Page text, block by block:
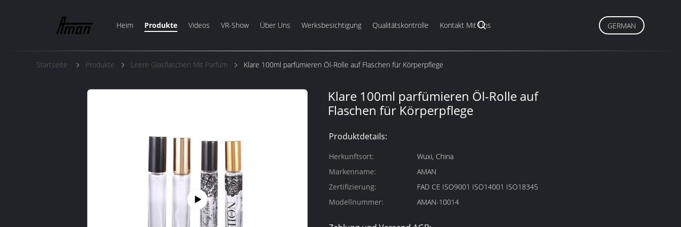
Heim Produkte Videos VR-Show Über Uns Werksbesichtigung Qualitätskontrolle Kontakt Mit Uns GERMAN
Startseite Produkte Leere Glasflaschen Mit Parfüm Klare 100ml parfümieren Öl-Rolle auf Flaschen für Körperpflege
Klare 100ml parfümieren Öl-Rolle auf
Flaschen für Körperpflege
Produktdetails:
Herkunftsort:
Wuxi, China
Markenname:
AMAN
Zertifizierung:
FAD CE ISO9001 ISO14001 ISO18345
Modellnummer:
AMAN-10014